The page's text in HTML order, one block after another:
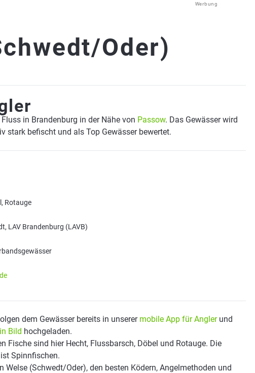
Werbung
Oder)
in Brandenburg in der Nähe von Passow. Das Gewässer wird
stark befischt und als Top Gewässer bewertet.
Rotauge
LAV Brandenburg (LAVB)
dem Gewässer bereits in unserer mobile App für Anglerund
Bild hochgeladen.
Fische sind hier Hecht, Flussbarsch, Döbel und Rotauge. Die
Spinnfischen.
Welse (Schwedt/Oder), den besten Ködern, Angelmethoden und